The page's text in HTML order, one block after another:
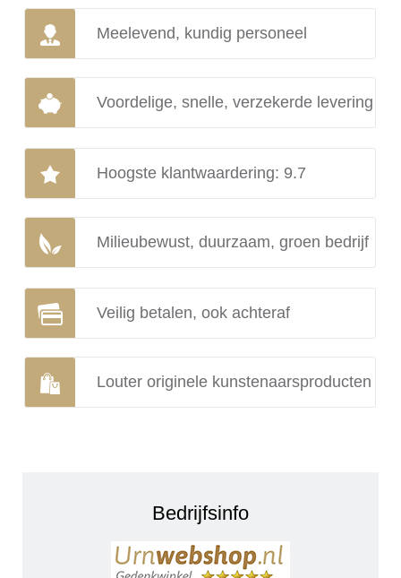
Meelevend, kundig personeel
Voordelige, snelle, verzekerde levering
Hoogste klantwaardering: 9.7
Milieubewust, duurzaam, groen bedrijf
Veilig betalen, ook achteraf
Louter originele kunstenaarsproducten
Bedrijfsinfo